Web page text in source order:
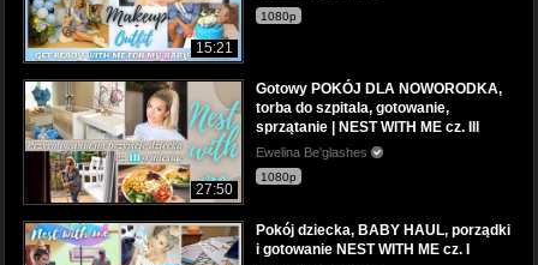
15:21
1080p
27:50
Gotowy POKÓJ DLA NOWORODKA,
torba do szpitala, gotowanie,
sprzątanie | NEST WITH ME cz. IIl
Ewelina Be'glashes
1080p
Pokój dziecka, BABY HAUL, porządki
i gotowanie NEST WITH ME cz. I